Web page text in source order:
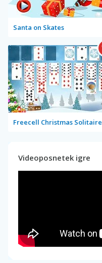
Santa on Skates
Freecell Christmas Solitaire
Videoposnetek igre